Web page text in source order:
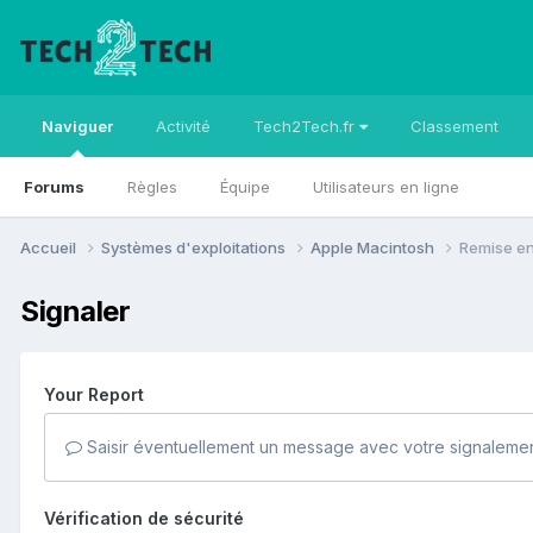
Naviguer
Forums Règles Équipe Utilisateurs en ligne
Activité Tech2Tech.fr Classement
Accueil Systèmes d'exploitations Apple Macintosh Remise
Signaler
Your Report
Saisir éventuellement un message avec votre
Vérification de sécurité